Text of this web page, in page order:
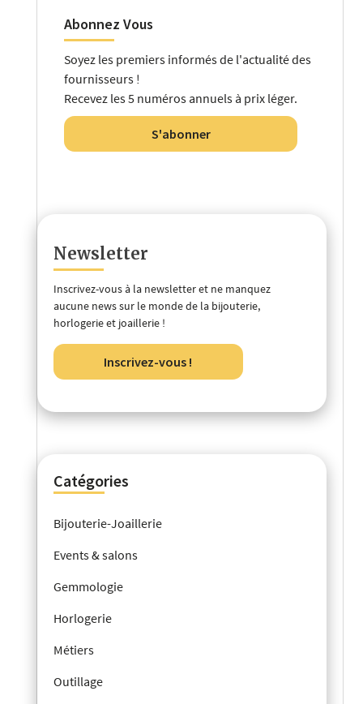
Abonnez Vous
Soyez les premiers informés de l'actualité des
fournisseurs !
Recevez les 5 numéros annuels à prix léger.
S'abonner
Newsletter
Inscrivez-vous à la newsletter et ne manquez
aucune news sur le monde de la bijouterie,
horlogerie et joaillerie !
Inscrivez-vous !
Catégories
Bijouterie-Joaillerie
Events & salons
Gemmologie
Horlogerie
Métiers
Outillage